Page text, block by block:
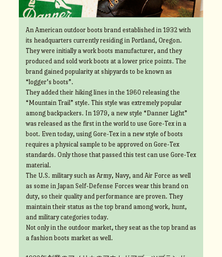
An American outdoor boots brand established in 1932 with
its headquarters currently residing in Portland, Oregon.
They were initially a work boots manufacturer, and they
produced and sold work boots at a lower price points. The
brand gained popularity at shipyards to be known as
“logger’s boots”.
They added their hiking lines in the 1960 releasing the
“Mountain Trail” style. This style was extremely popular
among backpackers. In 1979, a new style “Danner Light”
was released as the first in the world to use Gore-Tex in a
boot. Even today, using Gore-Tex in a new style of boots
requires a physical sample to be approved on Gore-Tex
standards. Only those that passed this test can use Gore-Tex
material.
The U.S. military such as Army, Navy, and Air Force as well
as some in Japan Self-Defense Forces wear this brand on
duty, so their quality and performance are proven. They
maintain their status as the top brand among work, hunt,
and military categories today.
Not only in the outdoor market, they seat as the top brand as
a fashion boots market as well.